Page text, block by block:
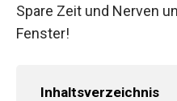
Spare Zeit und Nerven
Fenster!
Inhaltsverzeichnis